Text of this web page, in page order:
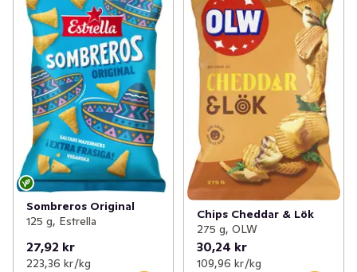
Sombreros Original
125 g, Estrella
27,92 kr
223,36 kr /kg
Chips Cheddar & Lök
275 g, OLW
30,24 kr
109,96 kr /kg